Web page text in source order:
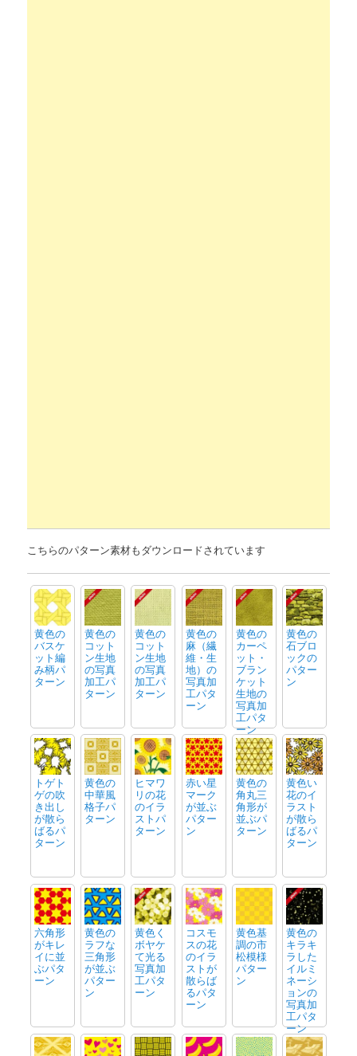
こちらのパターン素材もダウンロードされています
黄色の
バスケ
ット編
み柄パ
ターン
黄色の
コット
ン生地
の写真
加工パ
ターン
黄色の
コット
ン生地
の写真
加工パ
ターン
黄色の
麻（繊
維・生
地）の
写真加
工パタ
ーン
黄色の
カーペ
ット・
ブラン
ケット
生地の
写真加
工パタ
ーン
黄色の
石ブロ
ックの
パター
ン
トゲト
ゲの吹
き出し
が散ら
ばるパ
ターン
黄色の
中華風
格子パ
ターン
ヒマワ
リの花
のイラ
ストパ
ターン
赤い星
マーク
が並ぶ
パター
ン
黄色の
角丸三
角形が
並ぶパ
ターン
黄色い
花のイ
ラスト
が散ら
ばるパ
ターン
六角形
がキレ
イに並
ぶパタ
ーン
黄色の
ラフな
三角形
が並ぶ
パター
ン
黄色く
ボヤケ
て光る
写真加
工パタ
ーン
コスモ
スの花
のイラ
ストが
散らば
るパタ
ーン
黄色基
調の市
松模様
パター
ン
黄色の
キラキ
ラした
イルミ
ネーシ
ョンの
写真加
工パタ
ーン